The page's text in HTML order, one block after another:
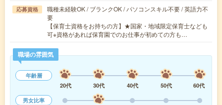
応募資格
職種未経験OK / ブランクOK / パソコンスキル不要 / 英語力不
要
【保育士資格をお持ちの方】★国家・地域限定保育士なども
可※資格があれば保育園でのお仕事が初めての方も…
職場の雰囲気
年齢層
20代
30代 40代 50代
60代
男女比率